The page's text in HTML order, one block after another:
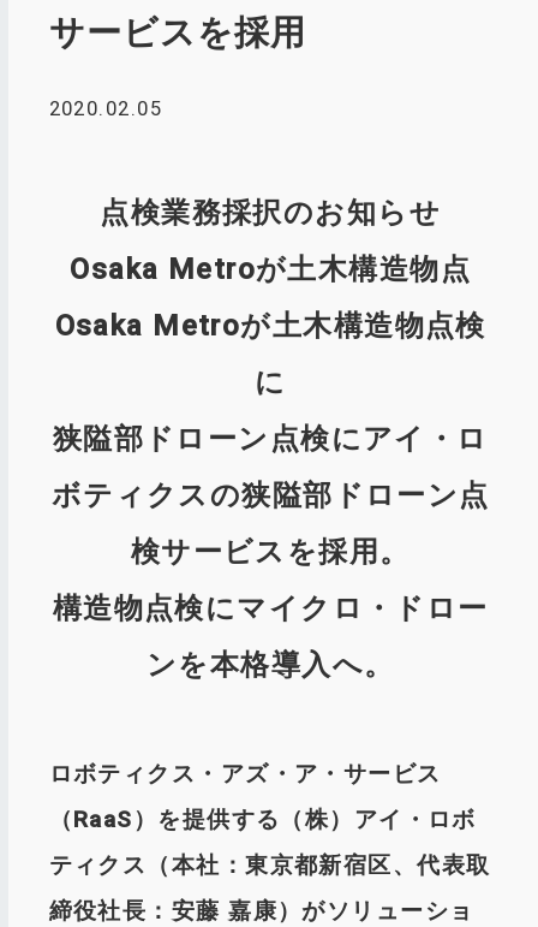
サービスを採用
2020.02.05
点検業務採択のお知らせ
Osaka Metroが土木構造物点
Osaka Metroが土木構造物点検
に
狭隘部ドローン点検にアイ・ロ
ボティクスの狭隘部ドローン点
検サービスを採用。
構造物点検にマイクロ・ドロー
ンを本格導入へ。
ロボティクス・アズ・ア・サービス
（RaaS）を提供する（株）アイ・ロボ
ティクス（本社：東京都新宿区、代表取
締役社長：安藤 嘉康）がソリューショ